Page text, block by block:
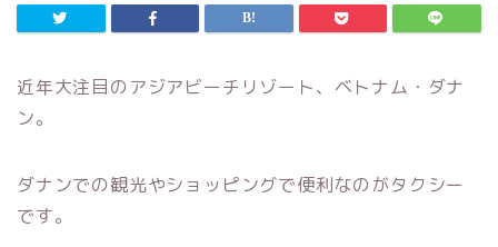
近年大注目のアジアビーチリゾート、ベトナム・ダナ
ン。
ダナンでの観光やショッピングで便利なのがタクシー
です。